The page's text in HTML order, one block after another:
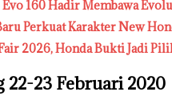
160 Hadir Membawa
Perkuat Karakter New
2026, Honda Bukti Jadi
22-23 Februari 2020